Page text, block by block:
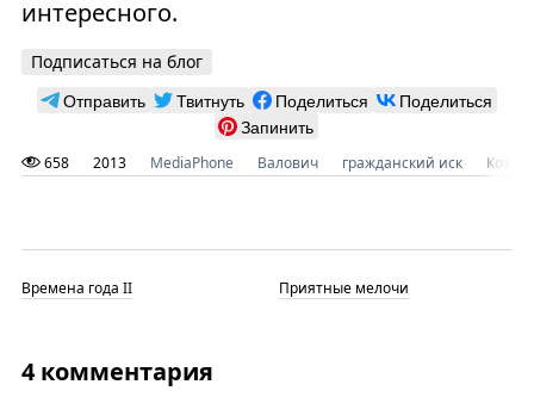
интересного.
Подписаться на блог
Отправить Твитнуть Поделиться
Поделиться
Запинить
658 2013 MediaPhone Валович гражданский иск
Времена года II Приятные мелочи
4 комментария